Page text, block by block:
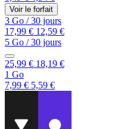
Voir le forfait
3 Go /30 jours
17,99 € 12,59 €
5 Go /30 jours
25,99 € 18,19 €
1 Go
7,99 € 5,59 €